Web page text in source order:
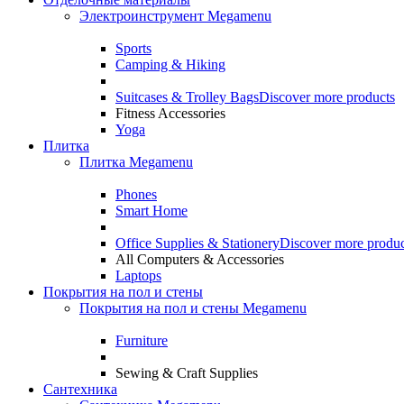
Электроинструмент Megamenu
Sports
Camping & Hiking
Suitcases & Trolley BagsDiscover more products
Fitness Accessories
Yoga
Плитка
Плитка Megamenu
Phones
Smart Home
Office Supplies & StationeryDiscover more
All Computers & Accessories
Laptops
Покрытия на пол и стены
Покрытия на пол и стены Megamenu
Furniture
Sewing & Craft Supplies
Сантехника